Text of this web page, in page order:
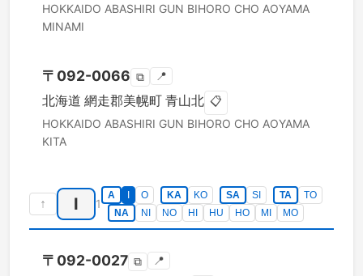
HOKKAIDO ABASHIRI GUN BIHORO CHO AOYAMA
MINAMI
〒 092-0066 ⧉ 📍
北海道 網走郡美幌町 青山北 📋
HOKKAIDO ABASHIRI GUN BIHORO CHO AOYAMA
KITA
↑ I 1
A O KA KO SA SI TA
TO
NA
NI NO HI HU HO MI MO
〒 092-0027 ⧉ 📍